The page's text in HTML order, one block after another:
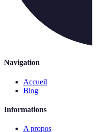
Navigation
Accueil
Blog
Informations
A propos